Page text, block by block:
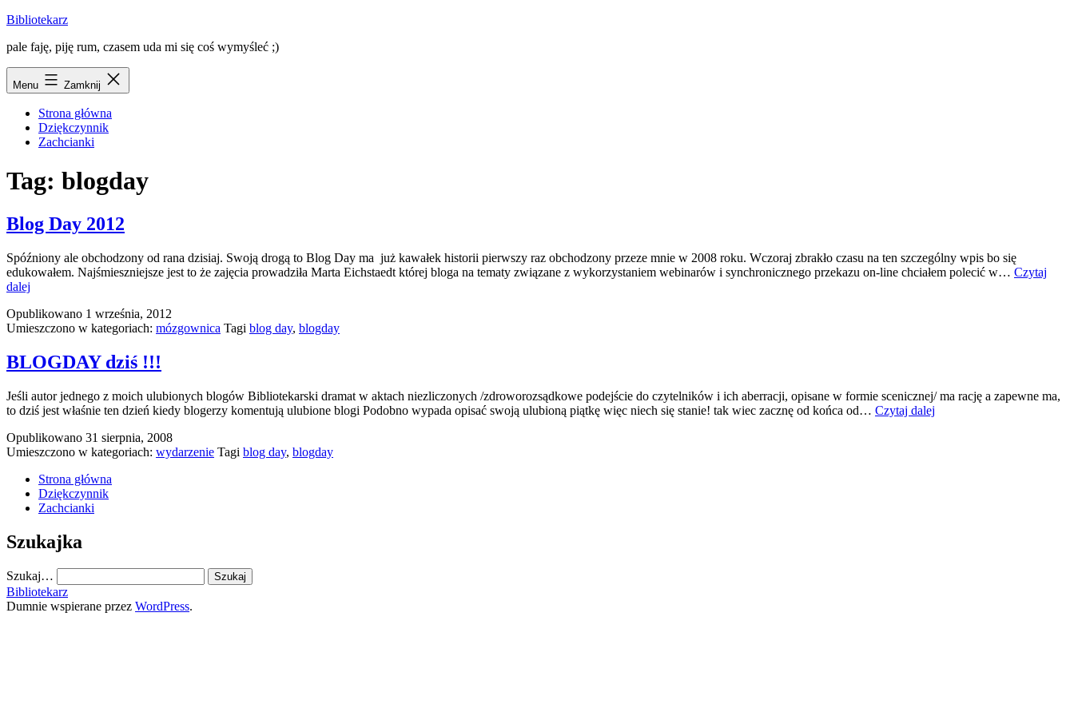
Przejdź
treści
Bibliotekarz
pale faję, piję rum, czasem uda mi się coś wymyśleć ;)
Menu Zamknij
Strona główna
Dziękczynnik
Zachcianki
Tag: blogday
Blog Day 2012
Spóźniony ale obchodzony od rana dzisiaj. Swoją drogą to Blog Day ma już kawałek historii pierwszy raz obchodzony przeze mnie w 2008 roku. Wczoraj zbrakło czasu na ten szczególny wpis bo się
edukowałem. Najśmieszniejsze jest to że zajęcia prowadziła Marta Eichstaedt której bloga na tematy związane z wykorzystaniem webinarów i synchronicznego przekazu on-line chciałem polecić w… Czytaj
dalej
2012
Opublikowano 1 września, 2012
Umieszczono w kategoriach: mózgownica Tagi blog day, blogday
BLOGDAY dziś !!!
Jeśli autor jednego z moich ulubionych blogów Bibliotekarski dramat w aktach niezliczonych /zdroworozsądkowe podejście do czytelników i ich aberracji, opisane w formie scenicznej/ ma rację a zapewne ma,
to dziś jest właśnie ten dzień kiedy blogerzy komentują ulubione blogi Podobno wypada opisać swoją ulubioną piątkę więc niech się stanie! tak wiec zacznę od końca od… Czytaj dalej
Opublikowano 31 sierpnia, 2008
Umieszczono w kategoriach: wydarzenie Tagi blog day, blogday
Strona główna
Dziękczynnik
Zachcianki
Szukajka
Szukaj…
Bibliotekarz
Dumnie wspierane przez WordPress.